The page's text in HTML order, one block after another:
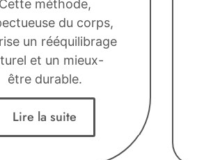
Cette méthode,
du corps,
un rééquilibrage
et un mieux-
être durable.
Lire la suite